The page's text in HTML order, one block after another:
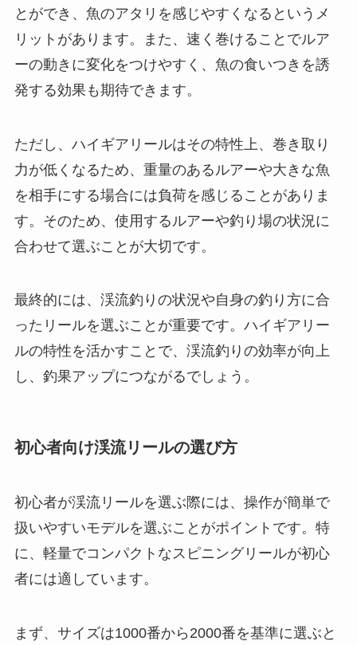
とができ、魚のアタリを感じやすくなるというメ
リットがあります。また、速く巻けることでルア
ーの動きに変化をつけやすく、魚の食いつきを誘
発する効果も期待できます。
ただし、ハイギアリールはその特性上、巻き取り
力が低くなるため、重量のあるルアーや大きな魚
を相手にする場合には負荷を感じることがありま
す。そのため、使用するルアーや釣り場の状況に
合わせて選ぶことが大切です。
最終的には、渓流釣りの状況や自身の釣り方に合
ったリールを選ぶことが重要です。ハイギアリー
ルの特性を活かすことで、渓流釣りの効率が向上
し、釣果アップにつながるでしょう。
初心者向け渓流リールの選び方
初心者が渓流リールを選ぶ際には、操作が簡単で
扱いやすいモデルを選ぶことがポイントです。特
に、軽量でコンパクトなスピニングリールが初心
者には適しています。
まず、サイズは1000番から2000番を基準に選ぶと